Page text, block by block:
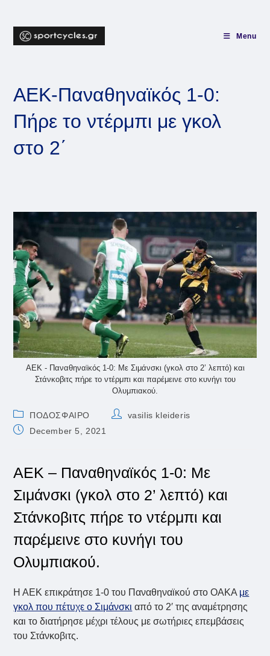
content
Menu
ΑΕΚ-Παναθηναϊκός 1-0:
Πήρε το ντέρμπι με γκολ
στο 2΄
ΑΕΚ - Παναθηναϊκός 1-0: Με Σιμάνσκι (γκολ στο 2’ λεπτό) και
Στάνκοβιτς πήρε το ντέρμπι και παρέμεινε στο κυνήγι του
Ολυμπιακού.
Post
category:
ΠΟΔΟΣΦΑΙΡΟ
Postvasilis kleideris
PostDecember 5, 2021
ΑΕΚ – Παναθηναϊκός 1-0: Με
Σιμάνσκι (γκολ στο 2’ λεπτό) και
Στάνκοβιτς πήρε το ντέρμπι και
παρέμεινε στο κυνήγι του
Ολυμπιακού.
Η ΑΕΚ επικράτησε 1-0 του Παναθηναϊκού στο ΟΑΚΑ με
γκολ που πέτυχε ο Σιμάνσκι από το 2′ της αναμέτρησης
και το διατήρησε μέχρι τέλους με σωτήριες επεμβάσεις
του Στάνκοβιτς.